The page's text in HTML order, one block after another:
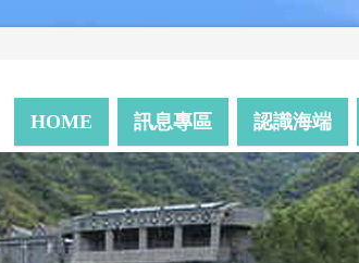
HOME 訊息專區 認識海端